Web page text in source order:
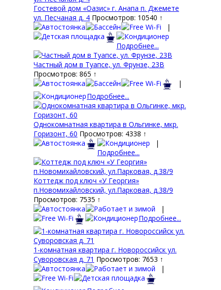
Гостевой дом «Оазис» г. Анапа п. Джемете
ул. Песчаная д. 4 Просмотров: 10540 ↑
|
Подробнее...
Частный дом в Туапсе, ул. Фрунзе, 23В
Просмотров: 865 ↑
|
Подробнее...
Однокомнатная квартира в Ольгинке, мкр.
Горизонт, 60 Просмотров: 4338 ↑
|
Подробнее...
Коттедж под ключ «У Георгия»
п.Новомихайловский, ул.Парковая, д.38/9
Просмотров: 7535 ↑
|
Подробнее...
1-комнатная квартира г. Новороссийск ул.
Суворовская д. 71 Просмотров: 7653 ↑
|